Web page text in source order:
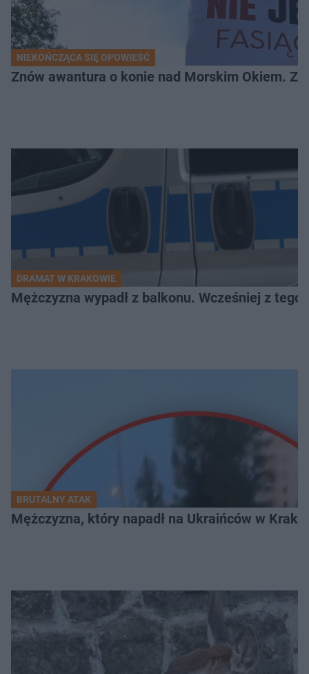
NIEKOŃCZĄCA SIĘ OPOWIEŚĆ
Znów awantura o konie nad Morskim Okiem.
DRAMAT W KRAKOWIE
Mężczyzna wypadł z balkonu. Wcześniej z
BRUTALNY ATAK
Mężczyzna, który napadł na Ukraińców w